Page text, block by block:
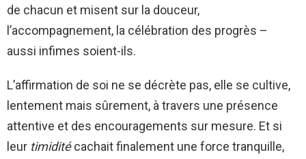
de chacun et misent sur la douceur,
l’accompagnement, la célébration des progrès –
aussi infimes soient-ils.
L’affirmation de soi ne se décrète pas, elle se cultive,
lentement mais sûrement, à travers une présence
attentive et des encouragements sur mesure. Et si
leur timiditécachait finalement une force tranquille,